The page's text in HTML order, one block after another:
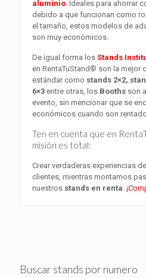
aluminio. Ideales para ahorrar
debido a que funcionan como
el tamaño, estos modelos de
son muy económicos.
De igual forma los Stands
en RentaTuStand® son la mejor
estándar como stands 2×2,
6×3 entre otras, los Booths son
evento, sin mencionar que se
económicos cuando son
Ten en cuenta que en
misión es total:
Crear verdaderas experiencias
clientes, mientras montamos
nuestros stands en renta.
Buscar stands por numero